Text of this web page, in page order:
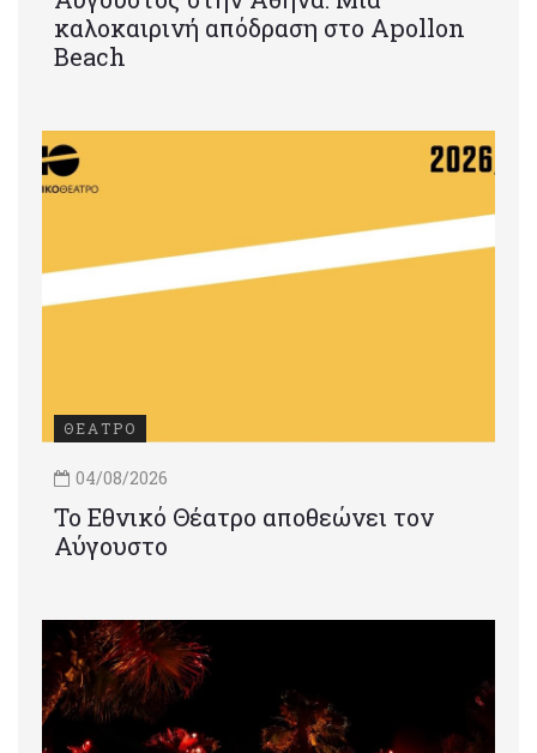
καλοκαιρινή απόδραση στο Apollon
Beach
ΘΕΑΤΡΟ
04/08/2026
Το Εθνικό Θέατρο αποθεώνει τον
Αύγουστο